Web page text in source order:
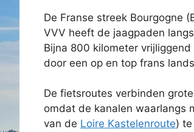
De Franse streek Bourgogne
VVV heeft de jaagpaden
Bijna 800 kilometer
door een op en top frans
De fietsroutes verbinden
omdat de kanalen waarlangs
van de Loire Kastelenroute)